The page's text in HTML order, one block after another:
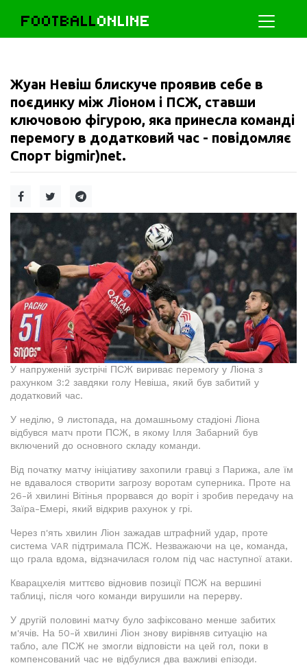
FOOTBALLONLINE
Жуан Невіш блискуче проявив себе в
поєдинку між Ліоном і ПСЖ, ставши
ключовою фігурою, яка принесла команді
перемогу в додатковий час - повідомляє
Спорт bigmir)net.
У напруженій зустрічі ПСЖ вириває перемогу у Ліона з
рахунком 3:2 завдяки голу Невіша, який був забитий у
додатковий час.
У неділю, 9 листопада, на домашньому стадіоні Ліона
відбувся матч проти ПСЖ, в якому Ілля Забарний був
включений до основного складу команди.
Від початку матчу ініціативу захопили гравці з Парижа, але їм
не вдавалося створити загрозу воротам суперника. Проте на
26-й хвилині Вітінья прорвався до воріт і зробив передачу на
Заїра-Емері, який відкрив рахунок у грі.
Через п'ять хвилин Ліон зажадав штрафний удар, проте
система VAR підтримала ПСЖ. Незважаючи на це, команда,
що грала вдома, відзначилася голом під час наступної атаки.
Кварацхелія миттєво відновив позиції ПСЖ на вершині
таблиці, після чого команди вирушили на перерву.
У другій половині матчу було зафіксовано менше забитих
м'ячів. На 50-й хвилині Ліон знову вирівняв ситуацію на
табло, але ПСЖ не змогли відповісти на цей гол, поки в
компенсований час не відбулися два важливі епізоди.